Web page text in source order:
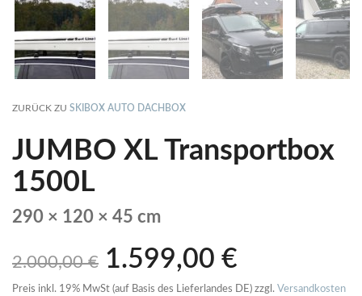
ZURÜCK ZU SKIBOX AUTO DACHBOX
JUMBO XL Transportbox
1500L
290 × 120 × 45 cm
2.000,00€ 1.599,00 €
Preis inkl. 19% MwSt (auf Basis des Lieferlandes DE) zzgl. Versandkosten